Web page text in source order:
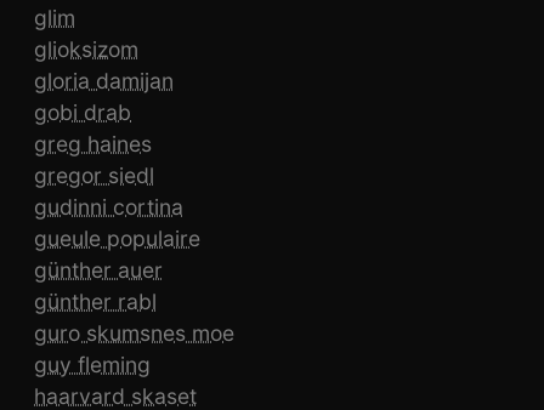
glim
glioksizom
gloria damijan
gobi drab
greg haines
gregor siedl
gudinni cortina
gueule populaire
günther auer
günther rabl
guro skumsnes moe
guy fleming
haarvard skaset